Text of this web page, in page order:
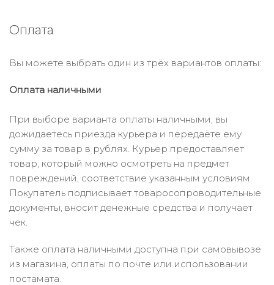
Оплата
Вы можете выбрать один из трёх вариантов оплаты:
Оплата наличными
При выборе варианта оплаты наличными, вы
дожидаетесь приезда курьера и передаёте ему
сумму за товар в рублях. Курьер предоставляет
товар, который можно осмотреть на предмет
повреждений, соответствие указанным условиям.
Покупатель подписывает товаросопроводительные
документы, вносит денежные средства и получает
чек.
Также оплата наличными доступна при самовывозе
из магазина, оплаты по почте или использовании
постамата.